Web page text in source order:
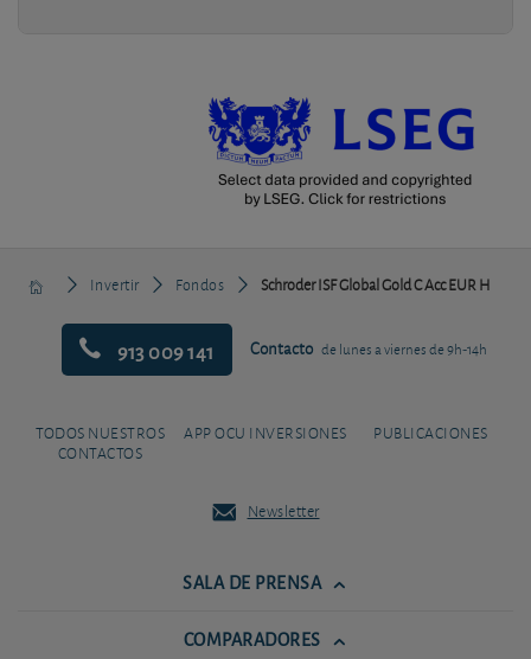
Invertir Fondos Schroder ISF Global Gold C Acc EUR H
913 009 141 Contacto de lunes a viernes de 9h-14h
TODOS NUESTROS
CONTACTOS
APP OCU INVERSIONES PUBLICACIONES
Newsletter
SALA DE PRENSA
COMPARADORES